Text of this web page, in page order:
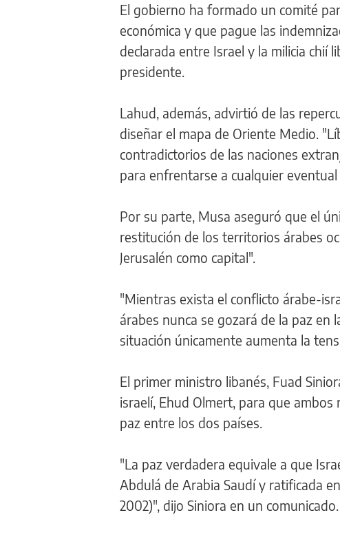
El gobierno ha formado un comité
económica y que pague las
declarada entre Israel y la milicia chií
presidente.
Lahud, además, advirtió de las
diseñar el mapa de Oriente Medio.
contradictorios de las naciones
para enfrentarse a cualquier
Por su parte, Musa aseguró que el
restitución de los territorios árabes
Jerusalén como capital".
"Mientras exista el conflicto árabe-
árabes nunca se gozará de la paz en
situación únicamente aumenta la
El primer ministro libanés, Fuad
israelí, Ehud Olmert, para que
paz entre los dos países.
"La paz verdadera equivale a que
Abdulá de Arabia Saudí y ratificada
2002)", dijo Siniora en un comunicado.